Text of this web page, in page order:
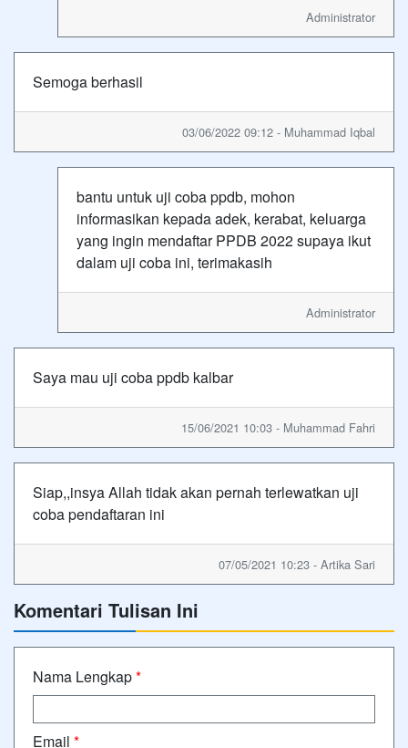
Administrator
Semoga berhasil
03/06/2022 09:12 - Muhammad Iqbal
bantu untuk uji coba ppdb, mohon
informasikan kepada adek, kerabat, keluarga
yang ingin mendaftar PPDB 2022 supaya ikut
dalam uji coba ini, terimakasih
Administrator
Saya mau uji coba ppdb kalbar
15/06/2021 10:03 - Muhammad Fahri
Siap,,insya Allah tidak akan pernah terlewatkan uji
coba pendaftaran ini
07/05/2021 10:23 - Artika Sari
Komentari Tulisan Ini
Nama Lengkap*
Email *